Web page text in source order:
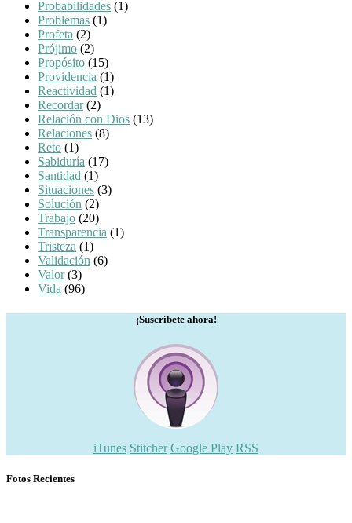
Probabilidades (1)
Problemas (1)
Profeta (2)
Prójimo (2)
Propósito (15)
Providencia (1)
Reactividad (1)
Recordar(2)
Relación con Dios (13)
Relaciones (8)
Reto (1)
Sabiduría (17)
Santidad (1)
Situaciones (3)
Solución (2)
Trabajo (20)
Transparencia (1)
Tristeza (1)
Validación (6)
Valor(3)
Vida (96)
¡Suscríbete ahora!
iTunes Stitcher Google Play RSS
Fotos Recientes